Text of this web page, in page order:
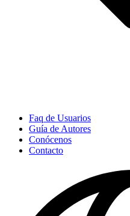
Faq de Usuarios
Guía de Autores
Conócenos
Contacto